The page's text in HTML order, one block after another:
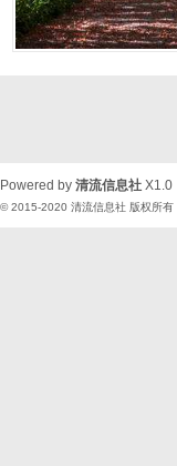
Powered by 清流信息社 X1.0
© 2015-2020 清流信息社 版权所有